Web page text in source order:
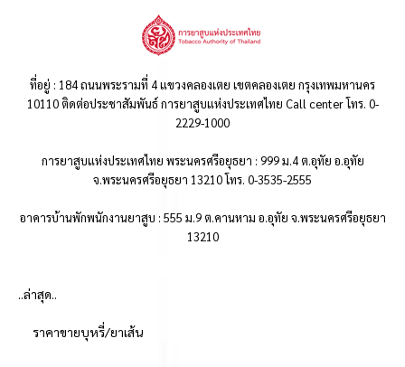
ที่อยู่ : 184 ถนนพระรามที่ 4 แขวงคลองเตย เขตคลองเตย กรุงเทพมหานคร
10110 ติดต่อประชาสัมพันธ์ การยาสูบแห่งประเทศไทย Call center โทร. 0-
2229-1000
การยาสูบแห่งประเทศไทย พระนครศรีอยุธยา : 999 ม.4 ต.อุทัย อ.อุทัย
จ.พระนครศรีอยุธยา 13210 โทร. 0-3535-2555
อาคารบ้านพักพนักงานยาสูบ : 555 ม.9 ต.คานหาม อ.อุทัย จ.พระนครศรีอยุธยา
13210
..ล่าสุด..
ราคาขายบุหรี่/ยาเส้น